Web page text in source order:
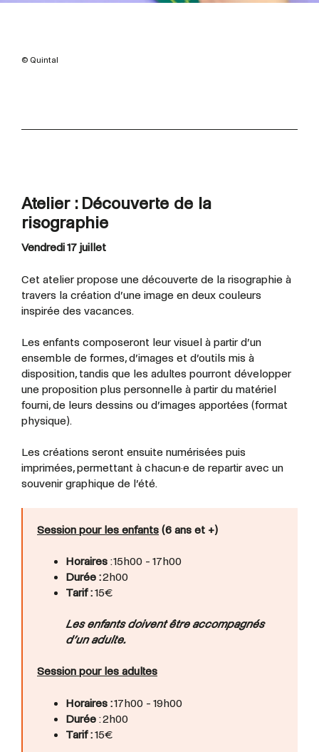
© Quintal
Atelier : Découverte de la
risographie
Vendredi 17 juillet
Cet atelier propose une découverte de la risographie à
travers la création d’une image en deux couleurs
inspirée des vacances.
Les enfants composeront leur visuel à partir d’un
ensemble de formes, d’images et d’outils mis à
disposition, tandis que les adultes pourront développer
une proposition plus personnelle à partir du matériel
fourni, de leurs dessins ou d’images apportées (format
physique).
Les créations seront ensuite numérisées puis
imprimées, permettant à chacun·e de repartir avec un
souvenir graphique de l’été.
Session pour les enfants (6 ans et +)
Horaires : 15h00 - 17h00
Durée :2h00
Tarif :15€
Les enfants doivent être accompagnés
d’un adulte.
Session pour les adultes
Horaires :17h00 - 19h00
Durée : 2h00
Tarif :15€